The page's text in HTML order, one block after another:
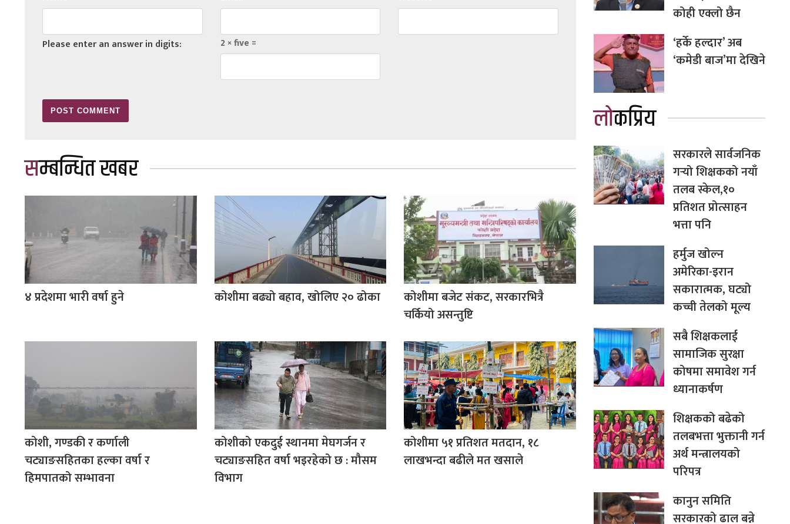
Please enter an answer in digits: 2 × five =
सम्बन्धित खबर
४ प्रदेशमा भारी वर्षा हुने कोशीमा बढ्यो बहाव, खोलिए २० ढोका
कोशीमा बजेट संकट, सरकारभित्रै
चर्कियो असन्तुष्टि
कोशी, गण्डकी र कर्णाली
चट्याङसहितका हल्का वर्षा र
हिमपातको सम्भावना
कोशीको एकदुई स्थानमा मेघगर्जन र
चट्याङसहित वर्षा भइरहेको छ : मौसम
विभाग
कोशीमा ५१ प्रतिशत मतदान, १८
लाखभन्दा बढीले मत खसाले
कोही एक्लो छैन
‘हर्के हल्दार’ अब
‘कमेडी बाज’मा देखिने
लोकप्रिय
सरकारले सार्वजनिक
गर्‍यो शिक्षकको नयाँ
तलब स्केल,१०
प्रतिशत प्रोत्साहन
भत्ता पनि
हर्मुज खोल्न
अमेरिका-इरान
सकारात्मक, घट्यो
कच्ची तेलको मूल्य
सबै शिक्षकलाई
सामाजिक सुरक्षा
कोषमा समावेश गर्न
ध्यानाकर्षण
शिक्षकको बढेको
तलबभत्ता भुक्तानी गर्न
अर्थ मन्त्रालयको
परिपत्र
कानुन समिति
सरकारको ढाल बन्ने